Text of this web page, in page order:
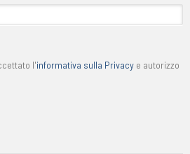
l'informativa sulla Privacy e autorizzo